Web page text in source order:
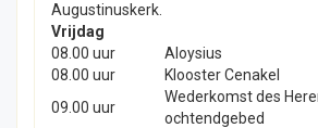
Augustinuskerk.
Vrijdag
08.00 uur
Aloysius
08.00 uur
Klooster Cenakel
09.00 uur
Wederkomst des
ochtendgebed